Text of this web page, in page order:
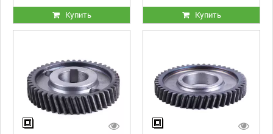
Купить Купить